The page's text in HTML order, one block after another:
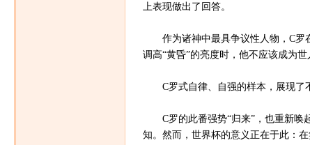
上表现做出了回答。
作为诸神中最具争议性人物，C罗在
调高“黄昏”的亮度时，他不应该成为世
C罗式自律、自强的样本，展现了
C罗的此番强势“归来”，也重新唤起
知。然而，世界杯的意义正在于此：